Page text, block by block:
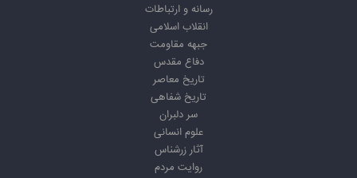
رسانه و ارتباطات
انقلاب اسلامی
جبهه مقاومت
دفاع مقدس
تاریخ معاصر
تاریخ شفاهی
سر دلبران
علوم انسانی
آثار زرشناس
روایت مردم